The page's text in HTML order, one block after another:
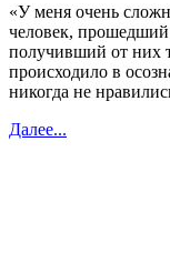
«У меня очень
человек, прошедший
получивший от них
происходило в
никогда не
Далее...